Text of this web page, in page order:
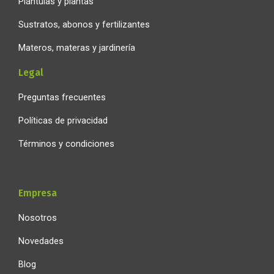
Sustratos, abonos y fertilizantes
Materos, materas y jardinería
Legal
Preguntas frecuentes
Políticas de privacidad
Términos y condiciones
Empresa
Nosotros
Novedades
Blog